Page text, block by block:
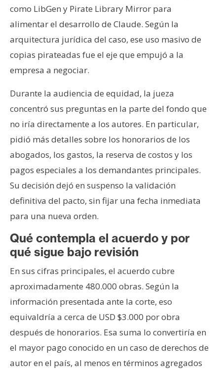
como LibGen y Pirate Library Mirror para
alimentar el desarrollo de Claude. Según la
arquitectura jurídica del caso, ese uso masivo de
copias pirateadas fue el eje que empujó a la
empresa a negociar.
Durante la audiencia de equidad, la jueza
concentró sus preguntas en la parte del fondo que
no iría directamente a los autores. En particular,
pidió más detalles sobre los honorarios de los
abogados, los gastos, la reserva de costos y los
pagos especiales a los demandantes principales.
Su decisión dejó en suspenso la validación
definitiva del pacto, sin fijar una fecha inmediata
para una nueva orden.
Qué contempla el acuerdo y por
qué sigue bajo revisión
En sus cifras principales, el acuerdo cubre
aproximadamente 480.000 obras. Según la
información presentada ante la corte, eso
equivaldría a cerca de USD $3.000 por obra
después de honorarios. Esa suma lo convertiría en
el mayor pago conocido en un caso de derechos de
autor en el país, al menos en términos agregados